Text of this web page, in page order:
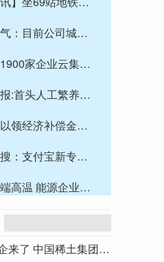
公司城市燃气业务正常开展
十八届中国国际中小企业博览会今在广州开幕 快资讯
繁养雌性江豚“小久久”满周岁啦！
偿金吗？补偿金计算方法是怎么样？
宝新专利可实现手机刷掌支付
源企业多措并举做好电力保供
童行业大健康品类发展洞察报告在沪发布
色金融助力文化旅游产业升级发展
了 中国稀土集团正式成立